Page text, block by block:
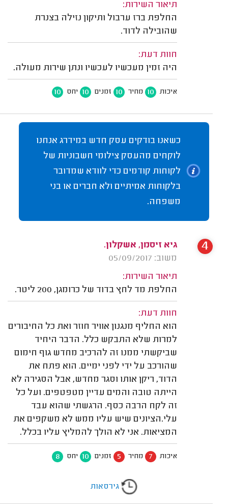
תיאור השירות:
החלפת ברז ערבול ותיקון נזילה בצנרת
שהובילה לדוד.
חוות דעת:
היה זמין מעכשיו לעכשיו ונתן שירות מעולה.
איכות 10 מחיר 10 זמנים 10 יחס 10
כשאנו בודקים עסק חדש במידרג אנחנו
לוקחים מהעסק צילומי חשבוניות של
לקוחות קודמים כדי לוודא שמדובר
בלקוחות אמיתיים ולא חברים או בני
משפחה.
גיא זיסמן, אשקלון.
משוב: 05/09/2017
תיאור השירות:
החלפת מד לחץ בדוד של כרומגן, 200 ליטר.
חוות דעת:
הוא החליף מנגנון אוויר חוזר ואת כל החיבורים
למרות שלא התבקש כלל. הדבר היחיד
שביקשתי ממנו זה להרכיב מחדש גוף חימום
שהורכב על ידי לפני ימיים. הוא פתח את
הדוד, ריקן אותו וסגר מחדש, אבל הסגירה לא
הייתה טובה והמים עדיין מטפטפים. ועל כל
זה לקח הרבה כסף. הרגשתי שהוא עבד
עלי.הציונים שיש עליו ממש לא משקפים את
המציאות. אני לא הולך להמליץ עליו בכלל.
איכות 7 מחיר 5 זמנים 10 יחס 8
4
גירסאות